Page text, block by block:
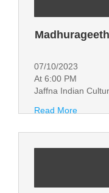
07/10/2023
At 6:00 PM
Jaffna Indian
Read More